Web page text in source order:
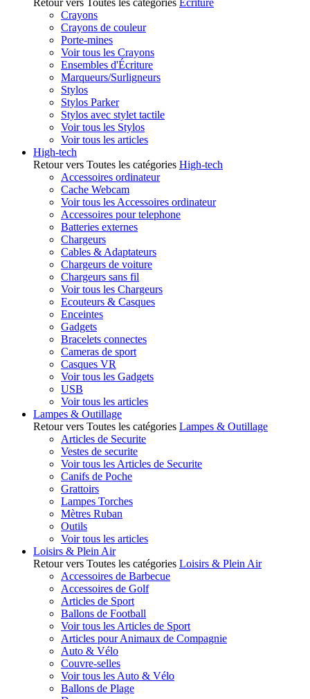
Retour vers Toutes les catégories Ecriture
Crayons
Crayons de couleur
Porte-mines
Voir tous les Crayons
Ensembles d'Écriture
Marqueurs/Surligneurs
Stylos
Stylos Parker
Stylos avec stylet tactile
Voir tous les Stylos
Voir tous les articles
High-tech
Retour vers Toutes les catégories High-tech
Accessoires ordinateur
Cache Webcam
Voir tous les Accessoires ordinateur
Accessoires pour telephone
Batteries externes
Chargeurs
Cables & Adaptateurs
Chargeurs de voiture
Chargeurs sans fil
Voir tous les Chargeurs
Ecouteurs & Casques
Enceintes
Gadgets
Bracelets connectes
Cameras de sport
Casques VR
Voir tous les Gadgets
USB
Voir tous les articles
Lampes & Outillage
Retour vers Toutes les catégories Lampes & Outillage
Articles de Securite
Vestes de securite
Voir tous les Articles de Securite
Canifs de Poche
Grattoirs
Lampes Torches
Mètres Ruban
Outils
Voir tous les articles
Loisirs & Plein Air
Retour vers Toutes les catégories Loisirs & Plein Air
Accessoires de Barbecue
Accessoires de Golf
Articles de Sport
Ballons de Football
Voir tous les Articles de Sport
Articles pour Animaux de Compagnie
Auto & Vélo
Couvre-selles
Voir tous les Auto & Vélo
Ballons de Plage